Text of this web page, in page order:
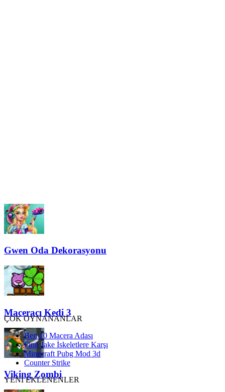
Gwen Oda Dekorasyonu
Maceracı Kedi 3
Viking Zombi
ÇOK OYNANANLAR
Ben 10 Macera Adası
Finn Jake İskeletlere Karşı
Minecraft Pubg Mod 3d
Counter Strike
YENİ EKLENENLER